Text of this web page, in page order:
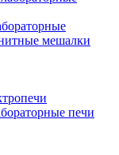
мешалки
печи